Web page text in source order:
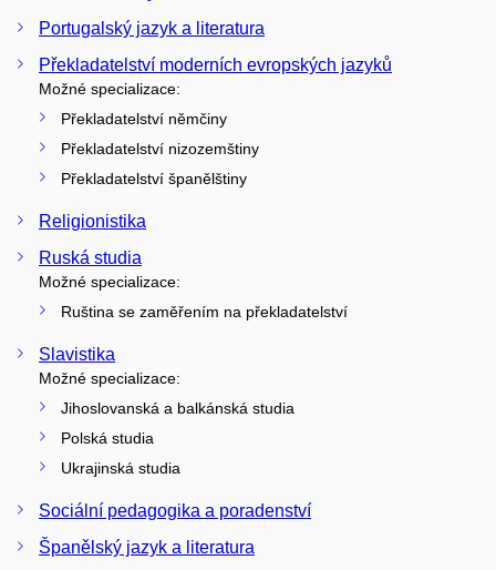
Portugalský jazyk a literatura
Překladatelství moderních evropských jazyků
Možné specializace:
Překladatelství němčiny
Překladatelství nizozemštiny
Překladatelství španělštiny
Religionistika
Ruská studia
Možné specializace:
Ruština se zaměřením na překladatelství
Slavistika
Možné specializace:
Jihoslovanská a balkánská studia
Polská studia
Ukrajinská studia
Sociální pedagogika a poradenství
Španělský jazyk a literatura